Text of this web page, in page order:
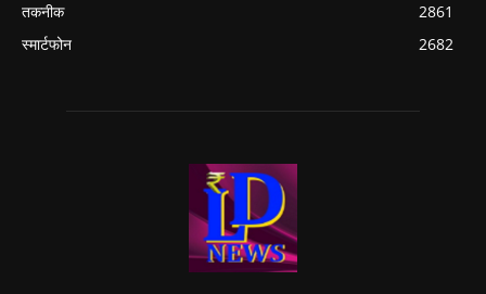
तकनीक
2861
स्मार्टफोन
2682